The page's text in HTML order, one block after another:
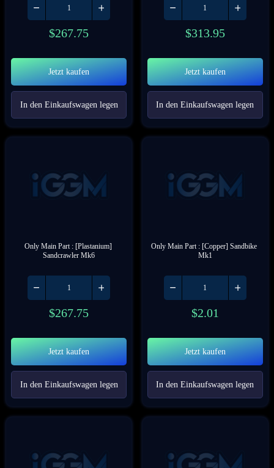
$267.75
Jetzt kaufen
In den Einkaufswagen legen
$313.95
Jetzt kaufen
In den Einkaufswagen legen
Only Main Part : [Plastanium]
Sandcrawler Mk6
$267.75
Jetzt kaufen
In den Einkaufswagen legen
Only Main Part : [Copper] Sandbike
Mk1
$2.01
Jetzt kaufen
In den Einkaufswagen legen